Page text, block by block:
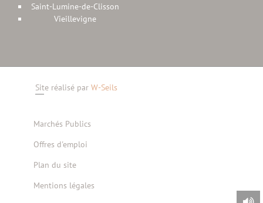
Saint-Lumine-de-Clisson
Vieillevigne
Site réalisé par W-Seils
Marchés Publics
Offres d'emploi
Plan du site
Mentions légales